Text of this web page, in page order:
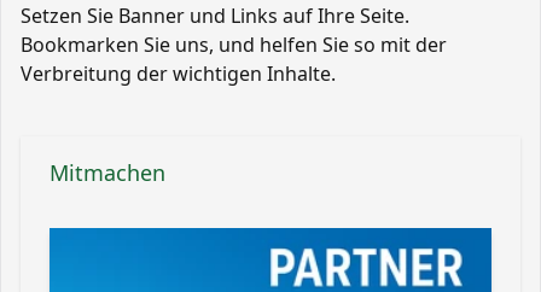
Setzen Sie Banner und Links auf Ihre Seite.
Bookmarken Sie uns, und helfen Sie so mit der
Verbreitung der wichtigen Inhalte.
Mitmachen